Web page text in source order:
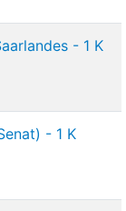
- 1 K
- 1 K